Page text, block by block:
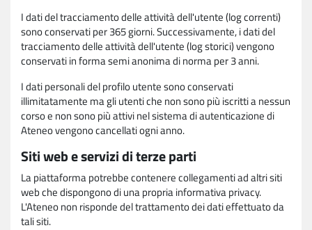
I dati del tracciamento delle attività dell'utente (log correnti)
sono conservati per 365 giorni. Successivamente, i dati del
tracciamento delle attività dell'utente (log storici) vengono
conservati in forma semi anonima di norma per 3 anni.
I dati personali del profilo utente sono conservati
illimitatamente ma gli utenti che non sono più iscritti a nessun
corso e non sono più attivi nel sistema di autenticazione di
Ateneo vengono cancellati ogni anno.
Siti web e servizi di terze parti
La piattaforma potrebbe contenere collegamenti ad altri siti
web che dispongono di una propria informativa privacy.
L'Ateneo non risponde del trattamento dei dati effettuato da
tali siti.